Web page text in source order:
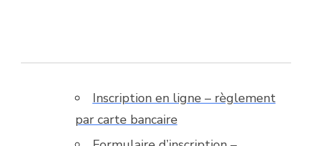
Inscription en ligne – règlement
par carte bancaire